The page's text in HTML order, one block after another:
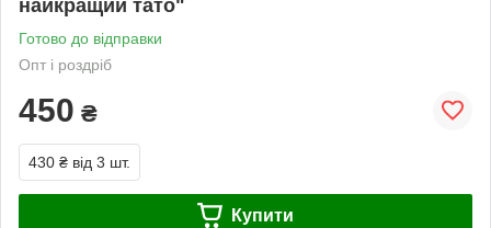
найкращий тато"
Готово до відправки
Опт і роздріб
450 ₴
430 ₴ від 3 шт.
Купити